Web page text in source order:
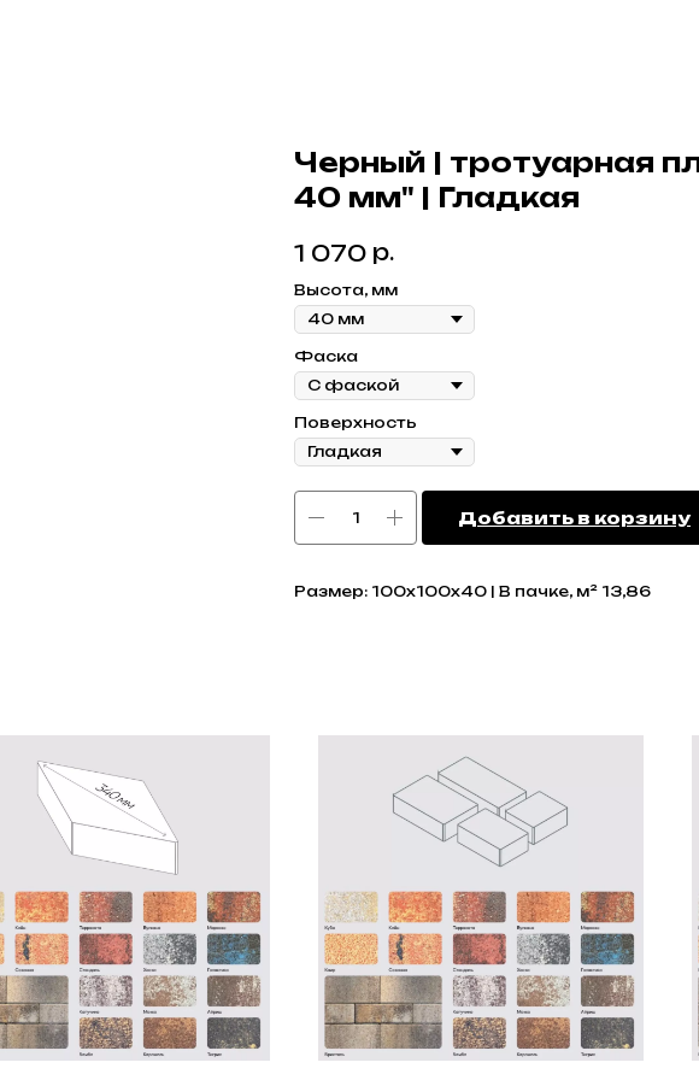
Черный | тротуарная
40 мм" | Гладкая
1 070 р.
Высота, мм
Фаска
Поверхность
Добавить в корзину
Размер: 100x100x40 | В пачке, м² 13,86